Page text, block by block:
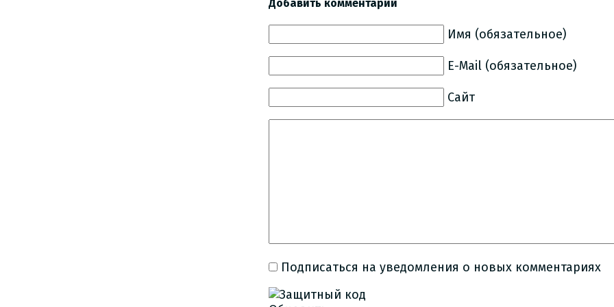
Добавить комментарий
Имя (обязательное)
E-Mail (обязательное)
Сайт
Подписаться на уведомления о новых комментариях